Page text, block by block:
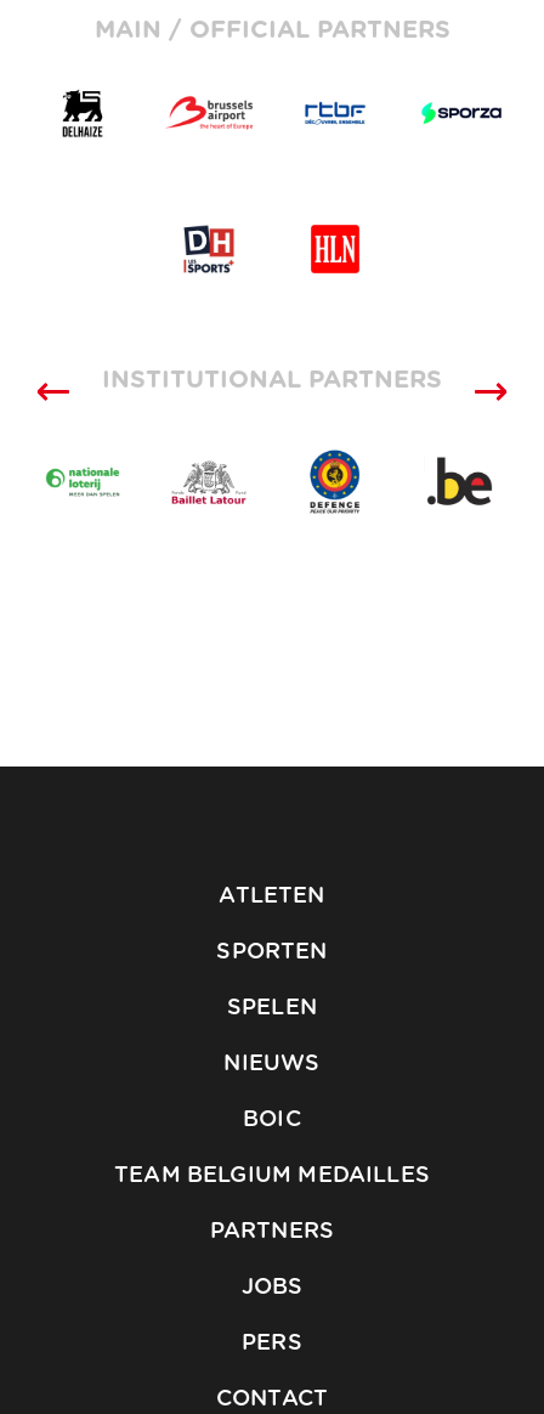
MAIN / OFFICIAL PARTNERS
INSTITUTIONAL PARTNERS
ATLETEN
SPORTEN
SPELEN
NIEUWS
BOIC
TEAM BELGIUM MEDAILLES
PARTNERS
JOBS
PERS
CONTACT